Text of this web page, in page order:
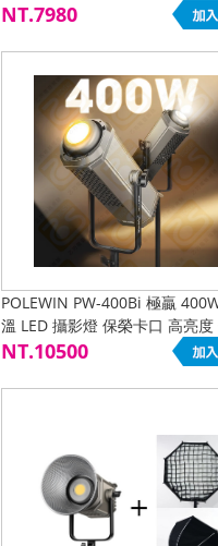
亮度 色溫可調 曼比利 manbily
NT.7980
POLEWIN PW-400Bi 極贏
溫 LED 攝影燈 保榮卡口 高亮度
可調 電影級 舞台 亮度可調 曼
NT.10500